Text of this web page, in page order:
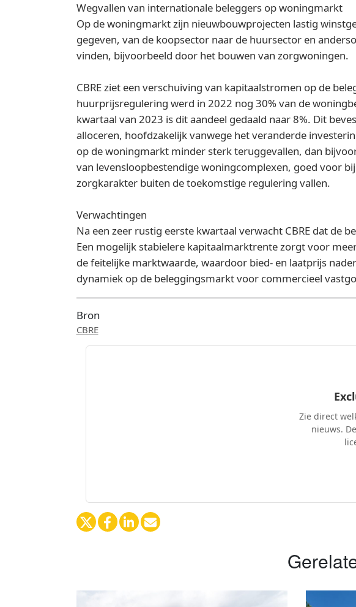
Wegvallen van internationale beleggers op woningmarkt
Op de woningmarkt zijn nieuwbouwprojecten lastig
gegeven, van de koopsector naar de huursector en
vinden, bijvoorbeeld door het bouwen van zorgwoningen.
CBRE ziet een verschuiving van kapitaalstromen op de
huurprijsregulering werd in 2022 nog 30% van de
kwartaal van 2023 is dit aandeel gedaald naar 8%. Dit
alloceren, hoofdzakelijk vanwege het veranderde
op de woningmarkt minder sterk teruggevallen, dan
van levensloopbestendige woningcomplexen, goed voor
zorgkarakter buiten de toekomstige regulering vallen.
Verwachtingen
Na een zeer rustig eerste kwartaal verwacht CBRE dat de
Een mogelijk stabielere kapitaalmarktrente zorgt voor
de feitelijke marktwaarde, waardoor bied- en laatprijs
dynamiek op de beleggingsmarkt voor commercieel
Bron
CBRE
Zie direct
nieuws.